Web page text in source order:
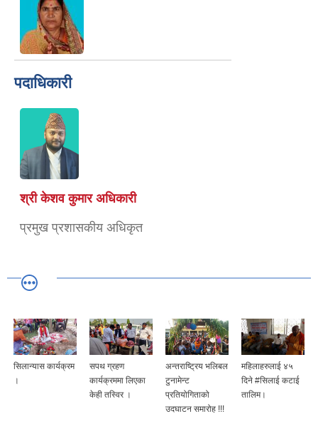
पदाधिकारी
श्री केशव कुमार अधिकारी
प्रमुख प्रशासकीय अधिकृत
सिलान्यास कार्यक्रम
।
सपथ ग्रहण
कार्यक्रममा लिएका
केही तस्विर ।
अन्तराष्ट्रिय भलिबल
टुनामेन्ट
प्रतियोगिताको
उदघाटन समारोह !!!
महिलाहरुलाई ४५
दिने #सिलाई कटाई
तालिम।